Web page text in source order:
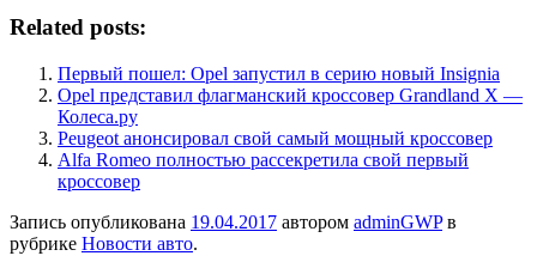
Related posts:
Первый пошел: Opel запустил в серию новый Insignia
Opel представил флагманский кроссовер Grandland X —
Колеса.ру
Peugeot анонсировал свой самый мощный кроссовер
Alfa Romeo полностью рассекретила свой первый
кроссовер
Запись опубликована 19.04.2017 автором adminGWPв
рубрике Новости авто.